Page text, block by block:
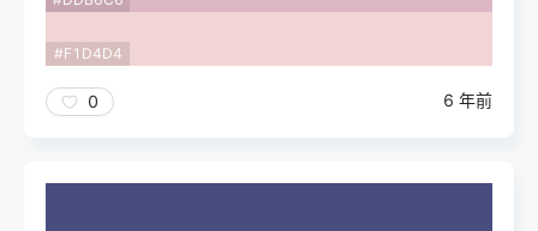
#F1D4D4
0 6 年前